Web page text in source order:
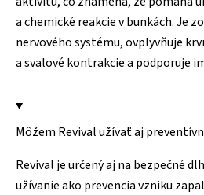
a chemické reakcie v bunkách. Je
nervového systému, ovplyvňuje
a svalové kontrakcie a podporuje
Môžem Revival užívať aj
Revival je určený aj na bezpečné
užívanie ako prevencia vzniku